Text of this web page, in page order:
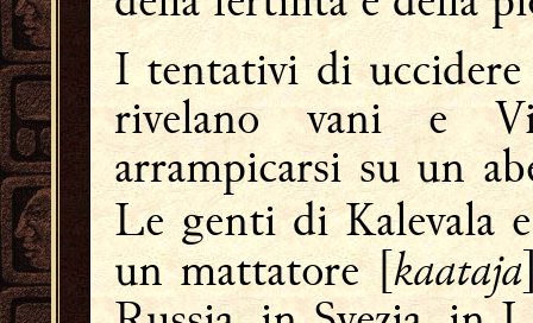
I tentativi di
rivelano vani e
arrampicarsi su un
Le genti di Kalevala
un mattatore [kaataja